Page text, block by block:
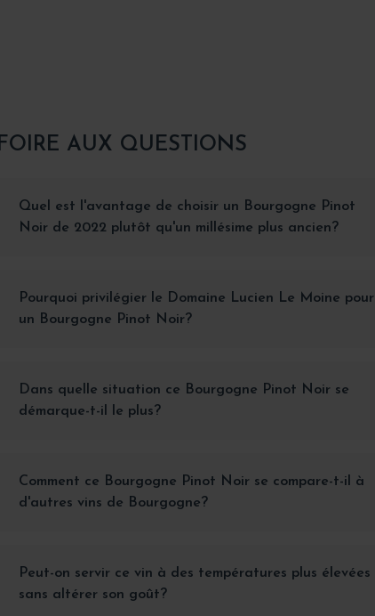
FOIRE AUX QUESTIONS
Quel est l'avantage de choisir un Bourgogne Pinot
Noir de 2022 plutôt qu'un millésime plus ancien?
Pourquoi privilégier le Domaine Lucien Le Moine pour
un Bourgogne Pinot Noir?
Dans quelle situation ce Bourgogne Pinot Noir se
démarque-t-il le plus?
Comment ce Bourgogne Pinot Noir se compare-t-il à
d'autres vins de Bourgogne?
Peut-on servir ce vin à des températures plus élevées
sans altérer son goût?